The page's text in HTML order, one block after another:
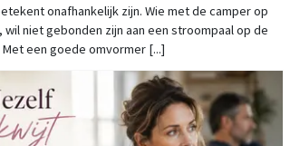
onafhankelijk zijn. Wie met de camper op
wil niet gebonden zijn aan een stroompaal op de
Met een goede omvormer [...]